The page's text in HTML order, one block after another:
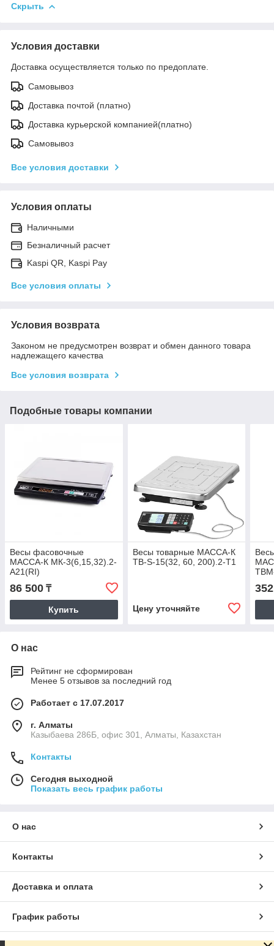
Скрыть
Условия доставки
Доставка осуществляется только по предоплате.
Самовывоз
Доставка почтой (платно)
Доставка курьерской компанией(платно)
Самовывоз
Все условия доставки
Условия оплаты
Наличными
Безналичный расчет
Kaspi QR, Kaspi Pay
Все условия оплаты
Условия возврата
Законом не предусмотрен возврат и обмен данного товара
надлежащего качества
Все условия возврата
Подобные товары компании
Весы фасовочные
МАССА-К МК-3(6,15,32).2-
А21(RI)
86 500 ₸
Купить
Весы товарные МАССА-К
ТВ-S-15(32, 60, 200).2-Т1
Цену уточняйте
О нас
Рейтинг не сформирован
Менее 5 отзывов за последний год
Работает с 17.07.2017
г. Алматы
Казыбаева 286Б, офис 301, Алматы, Казахстан
Контакты
Сегодня выходной
Показать весь график работы
О нас
Контакты
Доставка и оплата
График работы